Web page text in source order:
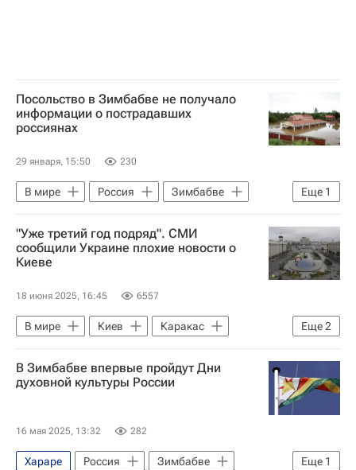
Посольство в Зимбабве не получало
информации о пострадавших
россиянах
29 января, 15:50 230
Еще 1
В мире Россия
Зимбабве
Малави
"Уже третий год подряд". СМИ
сообщили Украине плохие новости о
Киеве
18 июня 2025, 16:45 6557
Еще2
В мире Киев
Каракас
Порт-Морсби
Украина
В Зимбабве впервые пройдут Дни
духовной культуры России
16 мая 2025, 13:32 282
Еще 1
Хараре Россия
Зимбабве